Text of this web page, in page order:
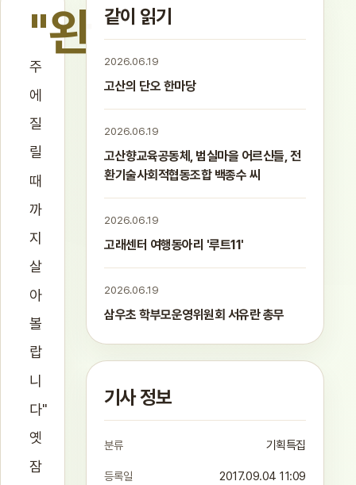
"완
주
에
질
릴
때
까
지
살
아
볼
랍
니
다"
옛
잠
같이 읽기
2026.06.19
고산의 단오 한마당
2026.06.19
고산향교육공동체, 범실마을 어르신들, 전
환기술사회적협동조합 백종수 씨
2026.06.19
고래센터 여행동아리 '루트11'
2026.06.19
삼우초 학부모운영위원회 서유란 총무
기사 정보
분류 기획특집
등록일 2017.09.04 11:09